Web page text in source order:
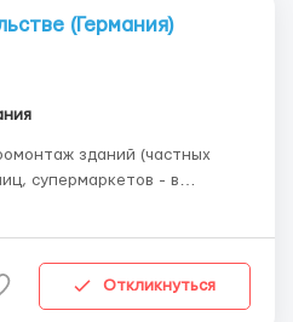
(Германия)
супермаркетов - в
Откликнуться